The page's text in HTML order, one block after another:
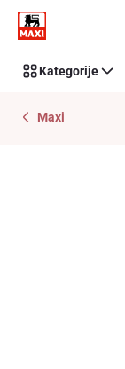
Preskoči link
Kategorije
Maxi